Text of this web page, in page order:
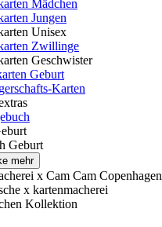
Mädchen
Jungen
Unisex
Zwillinge
Geschwister
Geburt
Karten
Geburt
mehr
x Cam Cam Copenhagen
x kartenmacherei
Kollektion